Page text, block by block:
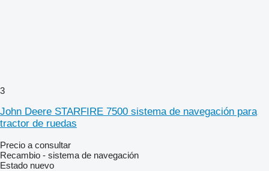
3
John Deere STARFIRE 7500 sistema de navegación para
tractor de ruedas
Precio a consultar
Recambio - sistema de navegación
Estado nuevo